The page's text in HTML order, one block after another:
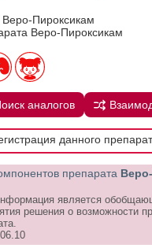
Веро-Пироксикам
Веро-Пироксикам
аналогов
данного
препарата
является
решения о возможности